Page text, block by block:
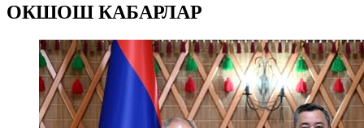
ОКШОШ КАБАРЛАР